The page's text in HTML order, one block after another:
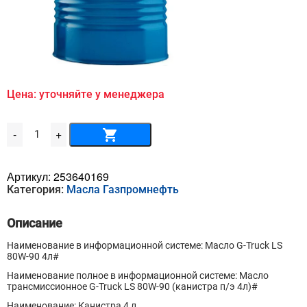
Цена: уточняйте у менеджера
- Количество
товара
Truck
LS
80W-
+
Артикул: 253640169
Категория: Масла Газпромнефть
Описание
Наименование в информационной системе: Масло G-Truck LS
80W-90 4л#
Наименование полное в информационной системе: Масло
трансмиссионное G-Truck LS 80W-90 (канистра п/э 4л)#